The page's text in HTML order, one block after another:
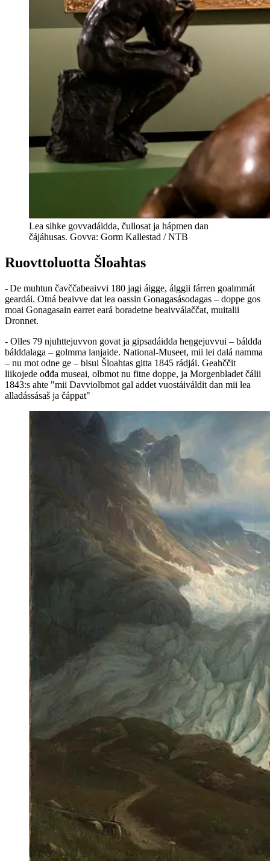
Lea sihke govvadáidda, čullosat ja hápmen dan
čájáhusas. Govva: Gorm Kallestad / NTB
Ruovttoluotta Šloahtas
- De muhtun čavččabeaivvi 180 jagi áigge, álggii fárren goalmmát
geardái. Otná beaivve dat lea oassin Gonagasásodagas – doppe gos
moai Gonagasain earret eará boradetne beaivválaččat, muitalii
Dronnet.
- Olles 79 njuhttejuvvon govat ja gipsadáidda heŋgejuvvui – báldda
bálddalaga – golmma lanjaide. National-Museet, mii lei dalá namma
– nu mot odne ge – bisui Šloahtas gitta 1845 rádjái. Geahččit
liikojede ođđa museai, olbmot nu fitne doppe, ja Morgenbladet čálii
1843:s ahte "mii Davviolbmot gal addet vuostáiváldit dan mii lea
alladássásaš ja čáppat"